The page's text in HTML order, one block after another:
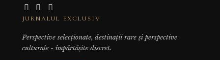
JURNALUL EXCLUSIV
Perspective selecționate, destinații rare și perspective
culturale - împărtășite discret.